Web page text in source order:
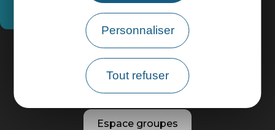
Personnaliser
Tout refuser
Comment venir ?
Informations pratiques
Espace groupes